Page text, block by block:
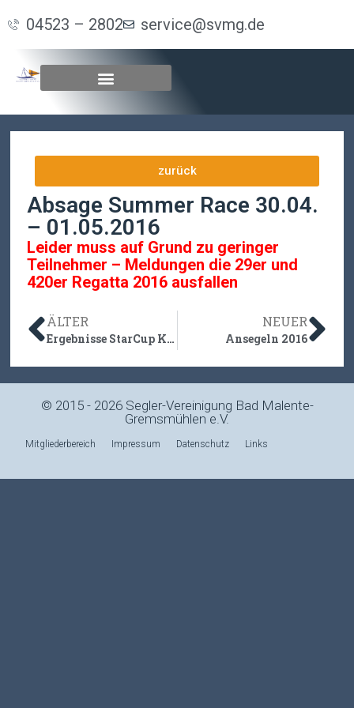
04523 – 2802 service@svmg.de
zurück
Absage Summer Race 30.04.
– 01.05.2016
Leider muss auf Grund zu geringer
Teilnehmer – Meldungen die 29er und
420er Regatta 2016 ausfallen
ÄLTER
Ergebnisse StarCup Kellersee
NEUER
Ansegeln 2016
© 2015 - 2026 Segler-Vereinigung Bad Malente-
Gremsmühlen e.V.
Mitgliederbereich Impressum Datenschutz Links